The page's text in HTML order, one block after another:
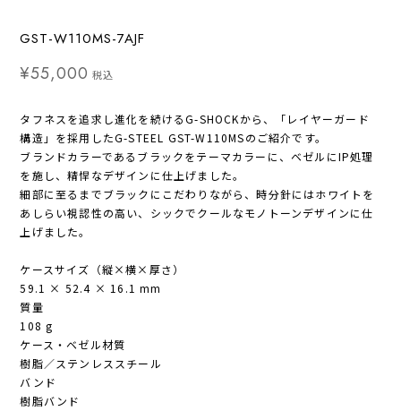
GST-W110MS-7AJF
¥55,000 税込
タフネスを追求し進化を続けるG-SHOCKから、「レイヤーガード
構造」を採用したG-STEEL GST-W110MSのご紹介です。
ブランドカラーであるブラックをテーマカラーに、ベゼルにIP処理
を施し、精悍なデザインに仕上げました。
細部に至るまでブラックにこだわりながら、時分針にはホワイトを
あしらい視認性の高い、シックでクールなモノトーンデザインに仕
上げました。
ケースサイズ（縦×横×厚さ）
59.1 × 52.4 × 16.1 mm
質量
108 g
ケース・ベゼル材質
樹脂／ステンレススチール
バンド
樹脂バンド